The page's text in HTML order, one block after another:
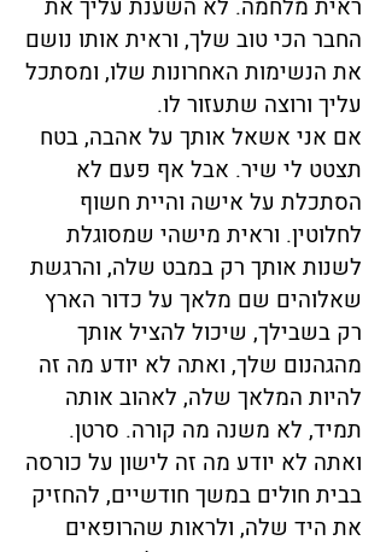
ראית מלחמה. לא השענת עליך את
החבר הכי טוב שלך, וראית אותו נושם
את הנשימות האחרונות שלו, ומסתכל
עליך ורוצה שתעזור לו.
אם אני אשאל אותך על אהבה, בטח
תצטט לי שיר. אבל אף פעם לא
הסתכלת על אישה והיית חשוף
לחלוטין. וראית מישהי שמסוגלת
לשנות אותך רק במבט שלה, והרגשת
שאלוהים שם מלאך על כדור הארץ
רק בשבילך, שיכול להציל אותך
מהגהנום שלך, ואתה לא יודע מה זה
להיות המלאך שלה, לאהוב אותה
תמיד, לא משנה מה קורה. סרטן.
ואתה לא יודע מה זה לישון על כורסה
בבית חולים במשך חודשיים, להחזיק
את היד שלה, ולראות שהרופאים